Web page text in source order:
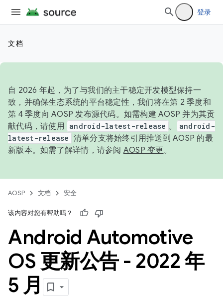
登录
文档
自 2026 年起，为了与我们的主干稳定开发模型保持一
致，并确保生态系统的平台稳定性，我们将在第 2 季度和
第 4 季度向 AOSP 发布源代码。如需构建 AOSP 并为其贡
献代码，请使用 android-latest-release 。
android-
latest-release 清单分支将始终引用推送到 AOSP 的最
新版本。如需了解详情，请参阅 AOSP 变更。
AOSP 文档 安全
该内容对您有帮助吗？
Android Automotive
OS 更新公告 - 2022 年
5 月